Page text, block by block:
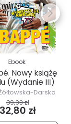
Ebook
Nowy książę
(Wydanie III)
Darska
39,99 zł
32,80 zł